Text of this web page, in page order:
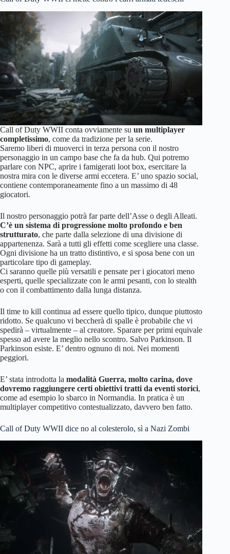
Call of Duty WWII conta ovviamente su un multiplayer
completissimo, come da tradizione per la serie.
Saremo liberi di muoverci in terza persona con il nostro
personaggio in un campo base che fa da hub. Qui potremo
parlare con NPC, aprire i famigerati loot box, esercitare la
nostra mira con le diverse armi eccetera. E’ uno spazio social,
contiene contemporaneamente fino a un massimo di 48
giocatori.
Il nostro personaggio potrà far parte dell’Asse o degli Alleati.
C’è un sistema di progressione molto profondo e ben
strutturato, che parte dalla selezione di una divisione di
appartenenza. Sarà a tutti gli effetti come scegliere una classe.
Ogni divisione ha un tratto distintivo, e si sposa bene con un
particolare tipo di gameplay.
Ci saranno quelle più versatili e pensate per i giocatori meno
esperti, quelle specializzate con le armi pesanti, con lo stealth
o con il combattimento dalla lunga distanza.
Il time to kill continua ad essere quello tipico, dunque piuttosto
ridotto. Se qualcuno vi beccherà di spalle è probabile che vi
spedirà – virtualmente – al creatore. Sparare per primi equivale
spesso ad avere la meglio nello scontro. Salvo Parkinson. Il
Parkinson esiste. E’ dentro ognuno di noi. Nei momenti
peggiori.
E’ stata introdotta la modalità Guerra, molto carina, dove
dovremo raggiungere certi obiettivi tratti da eventi storici,
come ad esempio lo sbarco in Normandia. In pratica è un
multiplayer competitivo contestualizzato, davvero ben fatto.
Call of Duty WWII dice no al colesterolo, sì a Nazi Zombi